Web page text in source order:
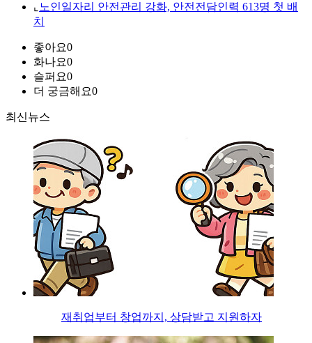
⌞ 노인일자리 안전관리 강화, 안전전담인력 613명 첫 배
치
좋아요0
화나요0
슬퍼요0
더 궁금해요0
최신뉴스
재취업부터 창업까지, 상담받고 지원하자